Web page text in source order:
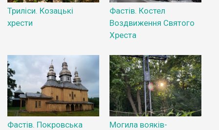
Триліси. Козацькі
хрести
Фастів. Костел
Воздвиження Святого
Хреста
Фастів. Покровська
Могила вояків-